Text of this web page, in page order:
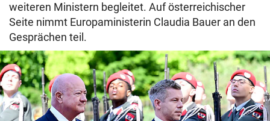
weiteren Ministern begleitet. Auf österreichischer
Seite nimmt Europaministerin Claudia Bauer an den
Gesprächen teil.